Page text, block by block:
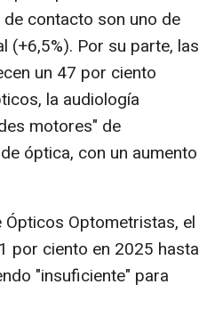
contacto son uno de
Por su parte, las
un 47 por ciento
la audiología
motores" de
óptica, con un aumento
Optometristas, el
por ciento en 2025 hasta
"insuficiente" para